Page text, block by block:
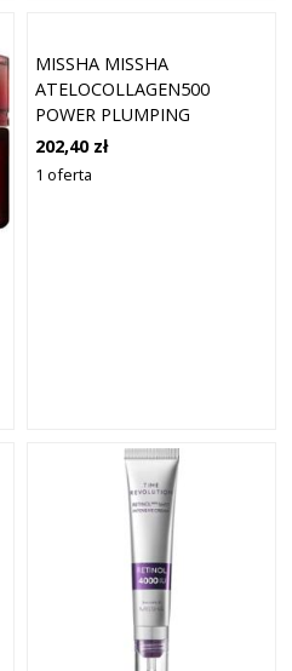
MISSHA MISSHA
ATELOCOLLAGEN500
POWER PLUMPING
AMPOULE AMPUŁKI 50 ML
202,40 zł
1 oferta